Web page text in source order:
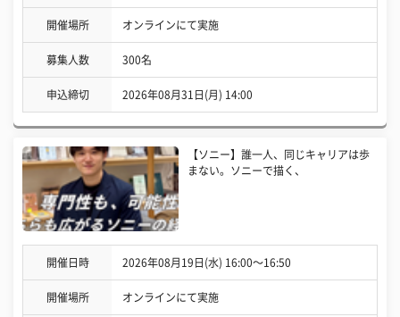
開催場所 オンラインにて実施
募集人数 300名
申込締切 2026年08月31日(月) 14:00
【ソニー】誰一人、同じキャリアは歩
まない。ソニーで描く、
開催日時 2026年08月19日(水) 16:00〜16:50
開催場所 オンラインにて実施